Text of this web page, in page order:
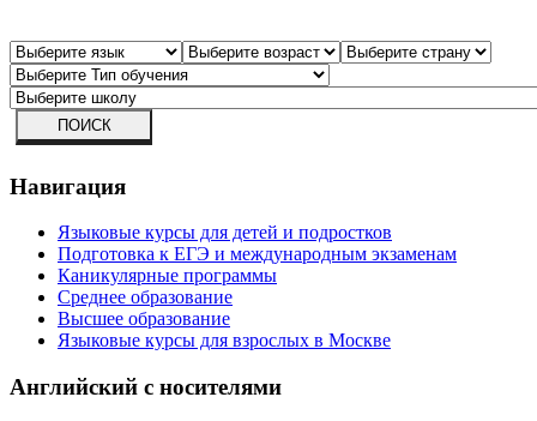
Навигация
Языковые курсы для детей и подростков
Подготовка к ЕГЭ и международным экзаменам
Каникулярные программы
Среднее образование
Высшее образование
Языковые курсы для взрослых в Москве
Английский с носителями